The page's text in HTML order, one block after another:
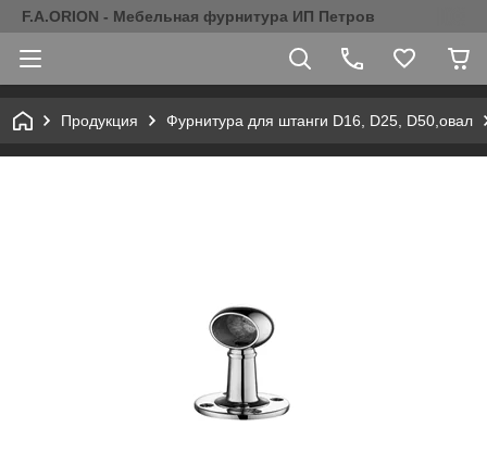
F.A.ORION - Мебельная фурнитура ИП Петров
Продукция Фурнитура для штанги D16, D25, D50,овал